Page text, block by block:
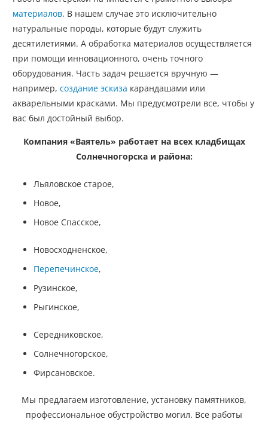
материалов. В нашем случае это исключительно
натуральные породы, которые будут служить
десятилетиями. А обработка материалов осуществляется
при помощи инновационного, очень точного
оборудования. Часть задач решается вручную —
например, создание эскиза карандашами или
акварельными красками. Мы предусмотрели все, чтобы у
вас был достойный выбор.
Компания «Ваятель» работает на всех кладбищах
Солнечногорска и района:
Льяловское старое,
Новое,
Новое Спасское,
Новосходненское,
Перепечинское,
Рузинское,
Рыгинское,
Середниковское,
Солнечногорское,
Фирсановское.
Мы предлагаем изготовление, установку памятников,
профессиональное обустройство могил. Все работы